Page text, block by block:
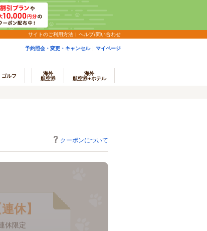
サイトのご利用方法 ヘルプ/問い合わせ
予約照会・変更・キャンセル マイページ
ゴルフ
海外
航空券
海外
航空券+ホテル
クーポンについて
休】
休限定